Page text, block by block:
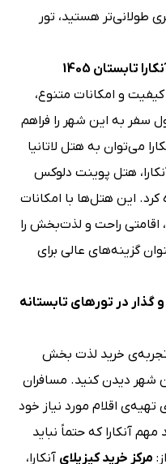
طولانی‌تر هستید، تور
تابستان 1405
کیفیت و امکانات متنوع،
سفر به این شهر را فراهم
می‌توان به هتل لاتانیا
آنکارا، هتل پوینت دلوکس
کرد. این هتل‌ها با امکانات
اقامتی راحت و لذت‌بخش را
گزینه‌های عالی برای
گذار در تورهای تابستانه
تجربه‌ی خرید لذت بخش
شهر دیدن کنید. مسافران
تهیه‌ی اقلام مورد نیاز خود
آنکارا که حتماً نباید
مرکز خرید کیزیلای آنکارا،